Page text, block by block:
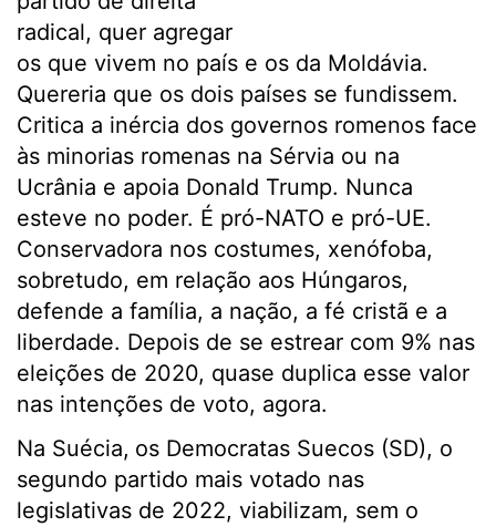
radical, quer agregar
os que vivem no país e os da Moldávia.
Quereria que os dois países se fundissem.
Critica a inércia dos governos romenos face
às minorias romenas na Sérvia ou na
Ucrânia e apoia Donald Trump. Nunca
esteve no poder. É pró-NATO e pró-UE.
Conservadora nos costumes, xenófoba,
sobretudo, em relação aos Húngaros,
defende a família, a nação, a fé cristã e a
liberdade. Depois de se estrear com 9% nas
eleições de 2020, quase duplica esse valor
nas intenções de voto, agora.
Na Suécia, os Democratas Suecos (SD), o
segundo partido mais votado nas
legislativas de 2022, viabilizam, sem o